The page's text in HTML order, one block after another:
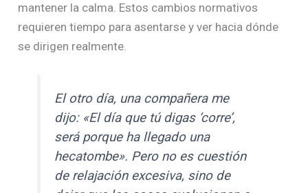
mantener la calma. Estos cambios normativos
requieren tiempo para asentarse y ver hacia dónde
se dirigen realmente.
El otro día, una compañera me
dijo: «El día que tú digas ‘corre’,
será porque ha llegado una
hecatombe». Pero no es cuestión
de relajación excesiva, sino de